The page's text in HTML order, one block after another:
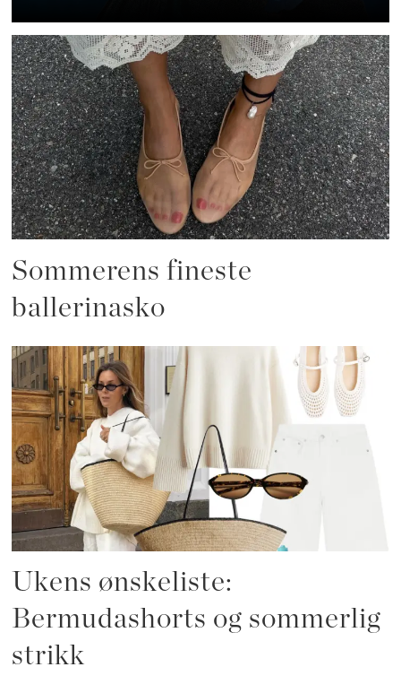
Sommerens fineste
ballerinasko
Ukens ønskeliste:
Bermudashorts og sommerlig
strikk